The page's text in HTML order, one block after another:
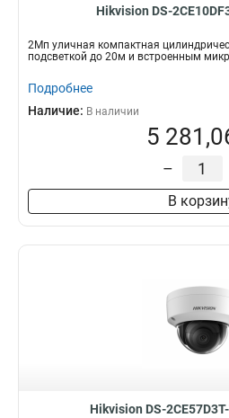
Hikvision DS-
2Мп уличная компактная
подсветкой до 20м и встроенным
Подробнее
Наличие: В наличии
5
–
В
Hikvision DS-